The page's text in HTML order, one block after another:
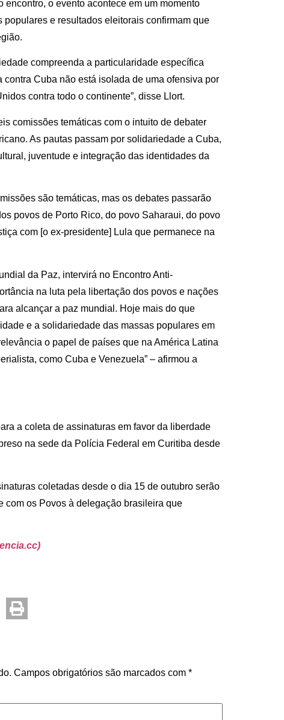
o evento acontece em um momento
e resultados eleitorais confirmam que
compreenda a particularidade específica
Cuba não está isolada de uma ofensiva por
contra todo o continente”, disse Llort.
comissões temáticas com o intuito de debater
As pautas passam por solidariedade a Cuba,
juventude e integração das identidades da
são temáticas, mas os debates passarão
povos de Porto Rico, do povo Saharaui, do povo
com [o ex-presidente] Lula que permanece na
da Paz, intervirá no Encontro Anti-
na luta pela libertação dos povos e nações
alcançar a paz mundial. Hoje mais do que
e a solidariedade das massas populares em
o papel de países que na América Latina
como Cuba e Venezuela” – afirmou a
a coleta de assinaturas em favor da liberdade
na sede da Polícia Federal em Curitiba desde
coletadas desde o dia 15 de outubro serão
com os Povos à delegação brasileira que
Campos obrigatórios são marcados com *